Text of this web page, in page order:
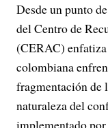
Desde un punto
del Centro de
(CERAC)
colombiana
fragmentación de
naturaleza del
implementado por